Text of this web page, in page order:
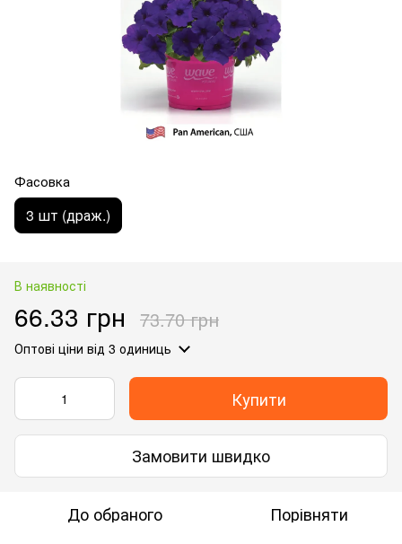
Фасовка
3 шт (драж.)
В наявності
66.33 грн 73.70 грн
Оптові ціни від 3 одиниць
Купити
Замовити швидко
До обраного Порівняти